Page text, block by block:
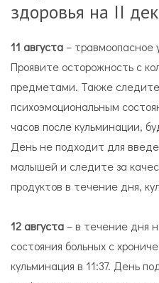
здоровья на II
11 августа – травмоопасное
Проявите осторожность с
предметами. Также
психоэмоциональным
часов после кульминации,
День не подходит для
малышей и следите за
продуктов в течение дня,
12 августа – в течение дня
состояния больных с
кульминация в 11:37. День